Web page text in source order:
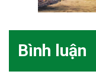
Bình luận